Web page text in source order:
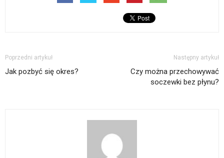
Poprzedni artykuł
Jak pozbyć się okres?
Następny artykuł
Czy można przechowywać
soczewki bez płynu?